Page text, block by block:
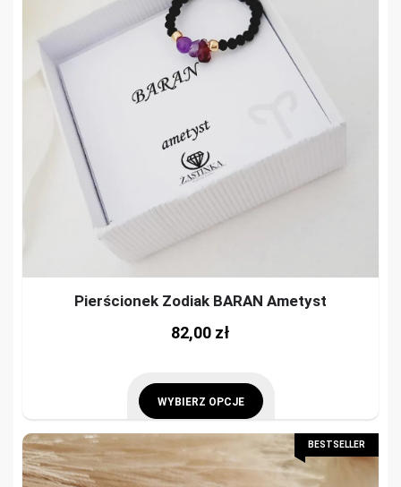
Pierścionek Zodiak BARAN Ametyst
82,00 zł
WYBIERZ OPCJE
This
product
has
BESTSELLER